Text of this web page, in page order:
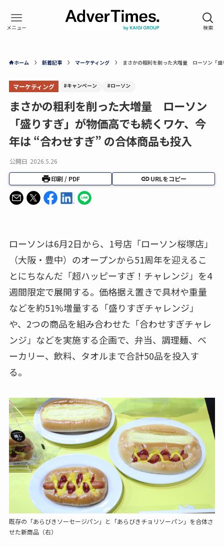
ホーム 新着記事 マーケティング まさかの粗利を削った大増量 ローソン「盛
マーケティング #キャンペーン #ローソン
まさかの粗利を削った大増量 ローソン
「盛りすぎ」が物価高でも続くワケ、今
年は “合わせすぎ” の合体商品も投入
公開日 2026.5.26
印刷 / PDF URLをコピー
ローソンは6月2日から、1号店「ローソン桜塚店」
（大阪・豊中）のオープンから51周年を迎えるこ
とにちなんだ「超ハッピーすぎ！チャレンジ」を4
週間限定で展開する。価格据え置きで具材や重量
などを約51%増量する「盛りすぎチャレンジ」
や、2つの商品を組み合わせた「合わせすぎチャレ
ンジ」などを実施する企画で、弁当、調理麺、ベ
ーカリー、飲料、タオルまで合計50品を投入す
る。
既存の「あらびきソーセージパン」と「あらびきチョリソーパン」を合体さ
せた新商品（右）